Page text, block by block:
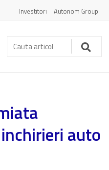
Investitori Autonom Group
Cauta
articol:
auto